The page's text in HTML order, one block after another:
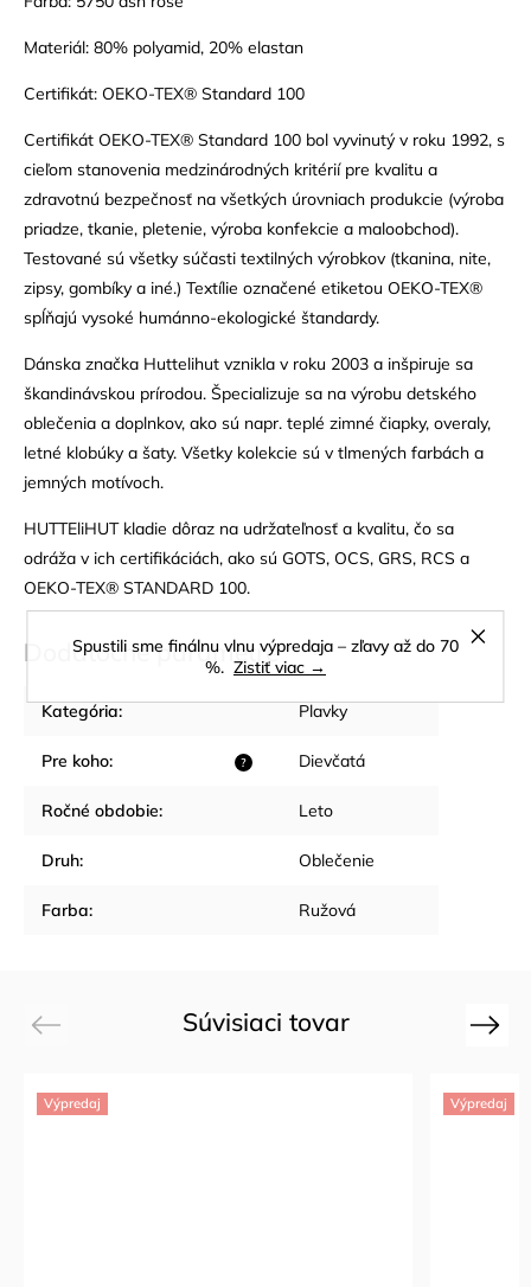
Spustili sme finálnu vlnu výpredaja – zľavy až do 70
%. Zistiť viac →
Materiál: 80% polyamid, 20% elastan
Certifikát: OEKO-TEX® Standard 100
Certifikát OEKO-TEX® Standard 100 bol vyvinutý v roku 1992, s
cieľom stanovenia medzinárodných kritérií pre kvalitu a
zdravotnú bezpečnosť na všetkých úrovniach produkcie (výroba
priadze, tkanie, pletenie, výroba konfekcie a maloobchod).
Testované sú všetky súčasti textilných výrobkov (tkanina, nite,
zipsy, gombíky a iné.) Textílie označené etiketou OEKO-TEX®
spĺňajú vysoké humánno-ekologické štandardy.
Dánska značka Huttelihut vznikla v roku 2003 a inšpiruje sa
škandinávskou prírodou. Špecializuje sa na výrobu detského
oblečenia a doplnkov, ako sú napr. teplé zimné čiapky, overaly,
letné klobúky a šaty. Všetky kolekcie sú v tlmených farbách a
jemných motívoch.
HUTTEliHUT kladie dôraz na udržateľnosť a kvalitu, čo sa
odráža v ich certifikáciách, ako sú GOTS, OCS, GRS, RCS a
OEKO-TEX® STANDARD 100.
Dodatočné parametre
Kategória: Plavky
?
Pre koho: Dievčatá
Ročné obdobie: Leto
Druh: Oblečenie
Farba: Ružová
Súvisiaci tovar
Previous
Výpredaj Výpredaj
Next